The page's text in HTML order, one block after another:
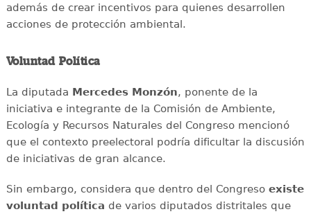
además de crear incentivos para quienes desarrollen
acciones de protección ambiental.
Voluntad Política
La diputada Mercedes Monzón, ponente de la
iniciativa e integrante de la Comisión de Ambiente,
Ecología y Recursos Naturales del Congreso mencionó
que el contexto preelectoral podría dificultar la discusión
de iniciativas de gran alcance.
Sin embargo, considera que dentro del Congreso existe
voluntad política de varios diputados distritales que